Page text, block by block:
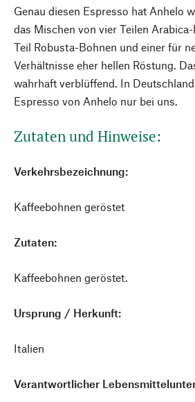
Genau diesen Espresso hat Anhelo
das Mischen von vier Teilen
Teil Robusta-Bohnen und einer für
Verhältnisse eher hellen Röstung.
wahrhaft verblüffend. In
Espresso von Anhelo nur bei uns.
Zutaten und Hinweise:
Verkehrsbezeichnung:
Kaffeebohnen geröstet
Zutaten:
Kaffeebohnen geröstet.
Ursprung / Herkunft:
Italien
Verantwortlicher